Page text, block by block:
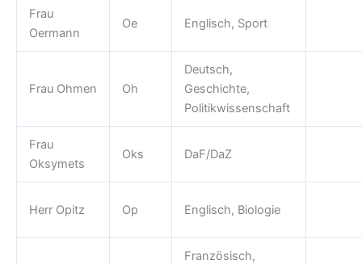
Frau
Oermann
Oe Englisch, Sport
Frau Ohmen Oh
Deutsch,
Geschichte,
Politikwissenschaft
Frau
Oksymets
Oks DaF/DaZ
Herr Opitz Op Englisch, Biologie
Französisch,